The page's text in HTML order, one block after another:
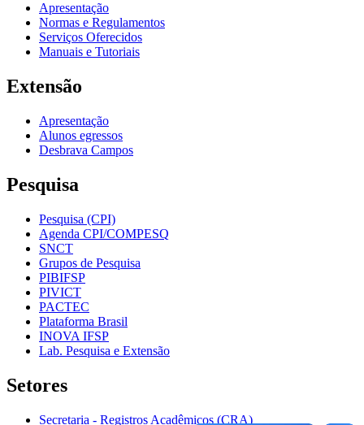
Apresentação
Normas e Regulamentos
Serviços Oferecidos
Manuais e Tutoriais
Extensão
Apresentação
Alunos egressos
Desbrava Campos
Pesquisa
Pesquisa (CPI)
Agenda CPI/COMPESQ
SNCT
Grupos de Pesquisa
PIBIFSP
PIVICT
PACTEC
Plataforma Brasil
INOVA IFSP
Lab. Pesquisa e Extensão
Setores
Secretaria - Registros Acadêmicos (CRA)